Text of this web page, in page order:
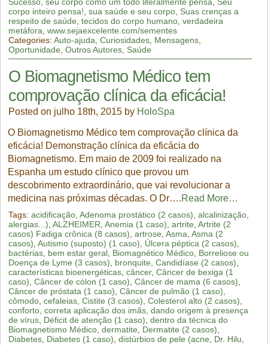
Sucesso, seu corpo como um todo literalmente pensa, Seu
corpo inteiro pensa!, sua saúde e seu corpo, Suas crenças a
respeito de saúde, tecidos do corpo humano, verdadeira
metáfora, www.sejaexcelente.com/sementes
Categories: Auto-ajuda, Curiosidades, Mensagens,
Oportunidade, Outros Autores, Saúde
O Biomagnetismo Médico tem
comprovação clínica da eficácia!
Posted on julho 18th, 2015 by HoloSpa
O Biomagnetismo Médico tem comprovação clínica da
eficácia! Demonstração clínica da eficácia do
Biomagnetismo. Em maio de 2009 foi realizado na
Espanha um estudo clínico que provou um
descobrimento extraordinário, que vai revolucionar a
medicina nas próximas décadas. O Dr….Read More…
Tags: acidificação, Adenoma prostático (2 casos) alcalinização,
alergias...) ALZHEIMER Anemia (1 caso) artrite Artrite (2
casos) Fadiga crônica (8 casos) artrose Asma Asma (2
casos) Autismo (suposto) (1 caso) Úlcera péptica (2 casos)
bactérias, bem estar geral, Biomagnético Médico, Borreliose ou
Doença de Lyme (3 casos)
bronquite Candidíase (2 casos)
características bioenergéticas, câncer, Câncer de bexiga (1
caso) Câncer de cólon (1 caso) Câncer de mama (6 casos)
Câncer de próstata (1 caso) Câncer de pulmão (1 caso)
cômodo, cefaleias, Cistite (3 casos) Colesterol alto (2 casos)
conforto, correta aplicação dos imãs, dando origem à presença
de vírus, Déficit de atenção (1 caso) dentro da técnica do
Biomagnetismo Médico, dermatite Dermatite (2 casos)
Diabetes, Diabetes (1 caso) distúrbios de pele (acne Dr. Hilu